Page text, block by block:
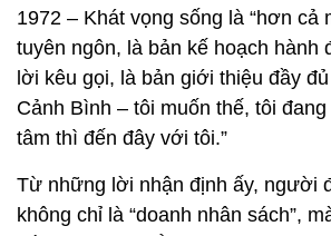
1972 – Khát vọng sống là “hơn
tuyên ngôn, là bản kế hoạch hành
lời kêu gọi, là bản giới thiệu đầy
Cảnh Bình – tôi muốn thế, tôi
tâm thì đến đây với tôi.”
Từ những lời nhận định ấy, người
không chỉ là “doanh nhân sách”,